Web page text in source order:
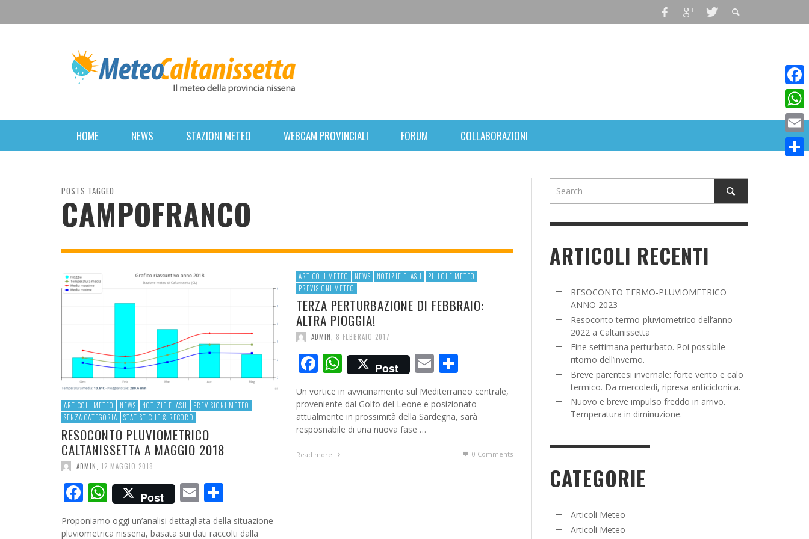
HOME NEWS
RESOCONTO TERMO-PLUVIOMETRICO ANNO
RESOCONTO TERMO-PLUVIOMETRICO
DELL’ANNO 2022 A CALTANISSETTA
ADMIN, 2 GENNAIO 2023
FINE SETTIMANA PERTURBATO. POI POSSIBILE
RITORNO DELL’INVERNO.
ADMIN 16 MARZO 2022
STAZIONI METEO WEBCAM PROVINCIALI FORUM COLLABORAZIONI
POSTS TAGGED
CAMPOFRANCO
ARTICOLI METEO NEWS NOTIZIE FLASH
PREVISIONI METEO
SENZA CATEGORIA
STATISTICHE & RECORD
RESOCONTO PLUVIOMETRICO
CALTANISSETTA A MAGGIO 2018
ADMIN 12 MAGGIO 2018
Facebook
WhatsApp
Post Email
Proponiamo oggi un’analisi dettagliata della situazione
pluviometrica nissena, basata sui dati raccolti dalla
ARTICOLI METEO NEWS NOTIZIE FLASH
PILLOLE METEO
PREVISIONI METEO
TERZA PERTURBAZIONE DI FEBBRAIO:
ALTRA PIOGGIA!
ADMIN 8 FEBBRAIO 2017
Facebook
WhatsApp
Post Email
Un vortice in avvicinamento sul Mediterraneo centrale,
proveniente dal Golfo del Leone e posizionato
attualmente in prossimità della Sardegna, sarà
resposnabile di una nuova fase …
Read more 0 Comments
ARTICOLI RECENTI
RESOCONTO TERMO-PLUVIOMETRICO
ANNO 2023
Resoconto termo-pluviometrico dell’anno
2022 a Caltanissetta
Fine settimana perturbato. Poi possibile
ritorno dell’inverno.
Breve parentesi invernale: forte vento e calo
termico. Da mercoledì, ripresa anticiclonica.
Nuovo e breve impulso freddo in arrivo.
Temperatura in diminuzione.
CATEGORIE
Articoli Meteo
Articoli Meteo
Email